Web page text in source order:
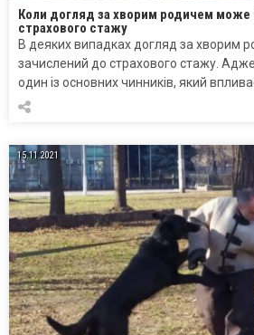
Коли догляд за хворим родичем
страхового стажу
В деяких випадках догляд за хворим
зачислений до страхового стажу.
один із основних чинників, який
15.11.2021